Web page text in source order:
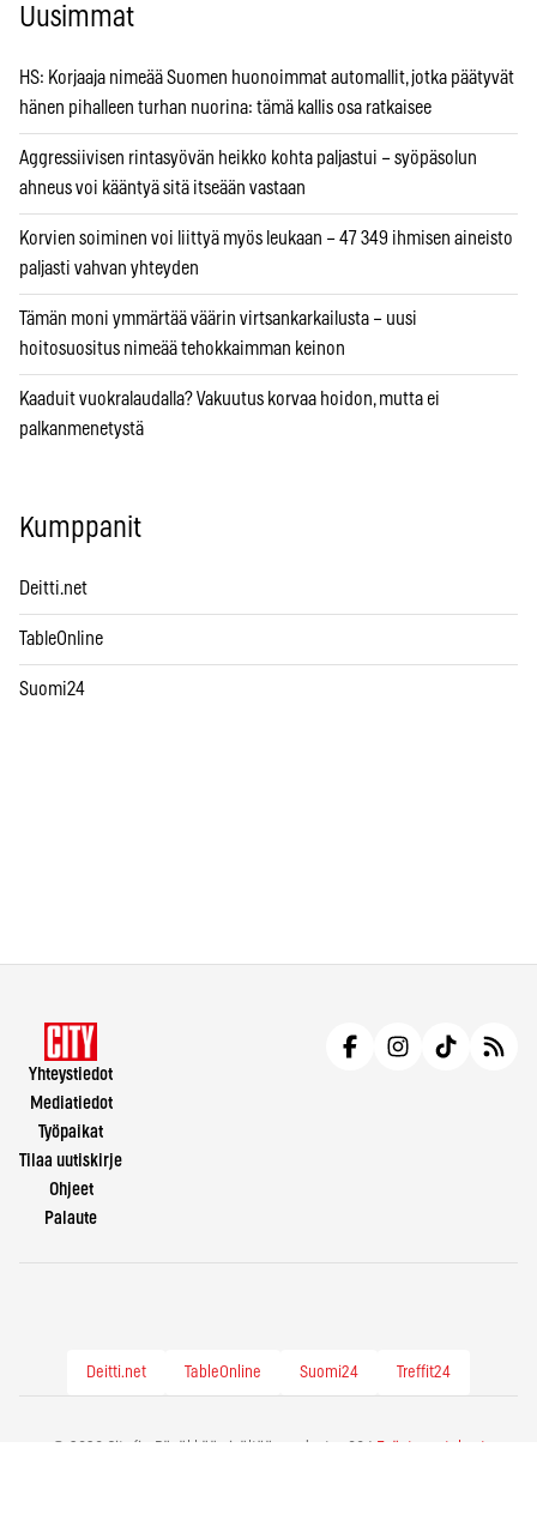
Uusimmat
HS: Korjaaja nimeää Suomen huonoimmat automallit, jotka päätyvät
hänen pihalleen turhan nuorina: tämä kallis osa ratkaisee
Aggressiivisen rintasyövän heikko kohta paljastui – syöpäsolun
ahneus voi kääntyä sitä itseään vastaan
Korvien soiminen voi liittyä myös leukaan – 47 349 ihmisen aineisto
paljasti vahvan yhteyden
Tämän moni ymmärtää väärin virtsankarkailusta – uusi
hoitosuositus nimeää tehokkaimman keinon
Kaaduit vuokralaudalla? Vakuutus korvaa hoidon, mutta ei
palkanmenetystä
Kumppanit
Deitti.net
TableOnline
Suomi24
Yhteystiedot
Mediatiedot
Työpaikat
Tilaa uutiskirje
Ohjeet
Palaute
Deitti.net TableOnline Suomi24 Treffit24